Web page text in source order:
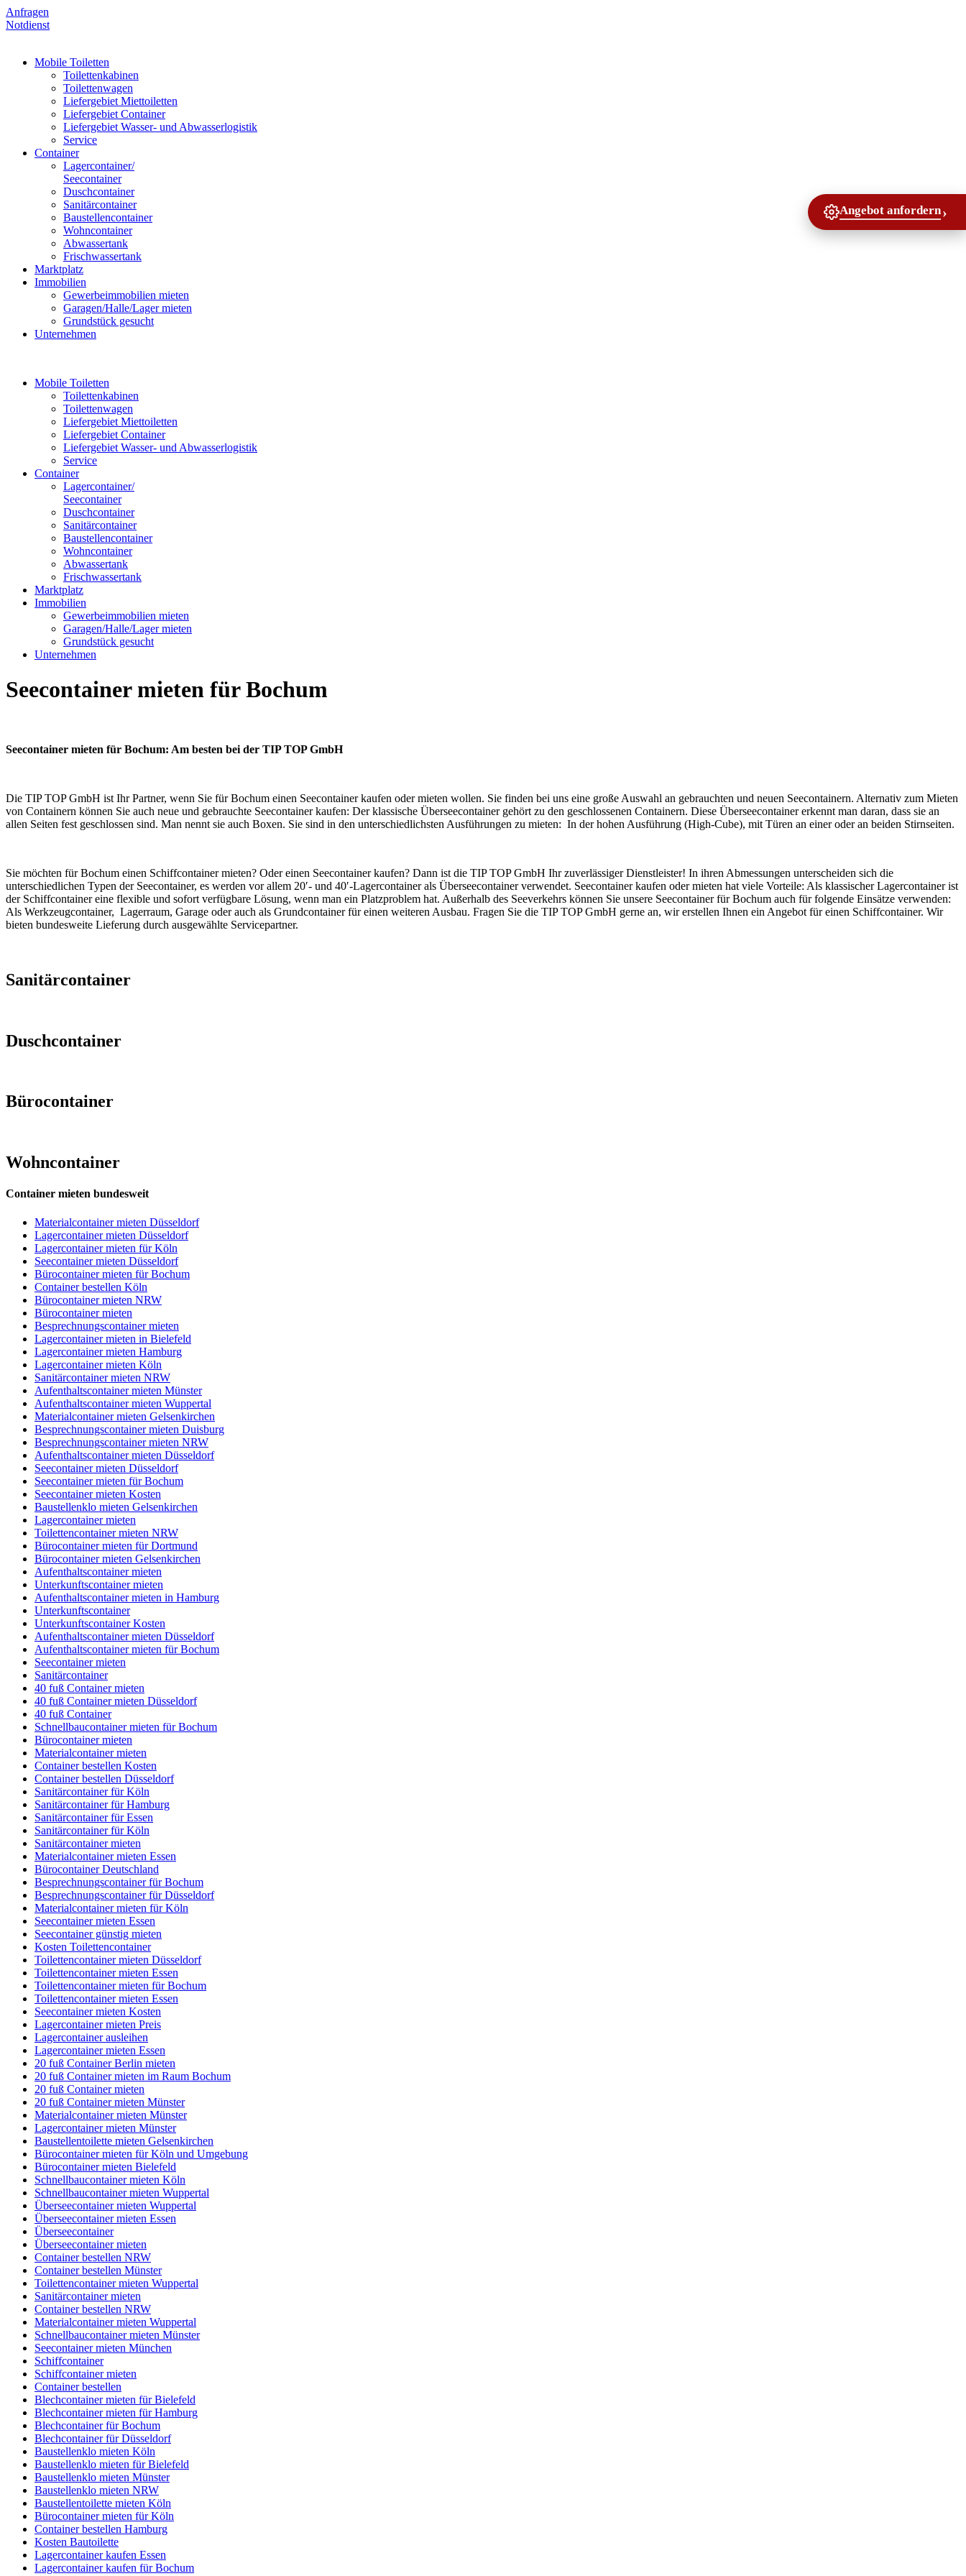
Anfragen
Notdienst
Mobile Toiletten
Toilettenkabinen
Toilettenwagen
Liefergebiet Miettoiletten
Liefergebiet Container
Liefergebiet Wasser- und Abwasserlogistik
Service
Container
Lagercontainer/
Seecontainer
Duschcontainer
Sanitärcontainer
Baustellencontainer
Wohncontainer
Abwassertank
Frischwassertank
Marktplatz
Immobilien
Gewerbeimmobilien mieten
Garagen/Halle/Lager mieten
Grundstück gesucht
Unternehmen
Mobile Toiletten
Toilettenkabinen
Toilettenwagen
Liefergebiet Miettoiletten
Liefergebiet Container
Liefergebiet Wasser- und Abwasserlogistik
Service
Container
Lagercontainer/
Seecontainer
Duschcontainer
Sanitärcontainer
Baustellencontainer
Wohncontainer
Abwassertank
Frischwassertank
Marktplatz
Immobilien
Gewerbeimmobilien mieten
Garagen/Halle/Lager mieten
Grundstück gesucht
Unternehmen
Seecontainer mieten für Bochum
Seecontainer mieten für Bochum: Am besten bei der TIP TOP GmbH
Die TIP TOP GmbH ist Ihr Partner, wenn Sie für Bochum einen Seecontainer kaufen oder mieten wollen. Sie finden bei uns eine große Auswahl an gebrauchten und neuen Seecontainern. Alternativ zum Mieten
von Containern können Sie auch neue und gebrauchte Seecontainer kaufen: Der klassische Überseecontainer gehört zu den geschlossenen Containern. Diese Überseecontainer erkennt man daran, dass sie an
allen Seiten fest geschlossen sind. Man nennt sie auch Boxen. Sie sind in den unterschiedlichsten Ausführungen zu mieten: In der hohen Ausführung (High-Cube), mit Türen an einer oder an beiden Stirnseiten.
Sie möchten für Bochum einen Schiffcontainer mieten? Oder einen Seecontainer kaufen? Dann ist die TIP TOP GmbH Ihr zuverlässiger Dienstleister! In ihren Abmessungen unterscheiden sich die
unterschiedlichen Typen der Seecontainer, es werden vor allem 20′- und 40′-Lagercontainer als Überseecontainer verwendet. Seecontainer kaufen oder mieten hat viele Vorteile: Als klassischer Lagercontainer ist
der Schiffcontainer eine flexible und sofort verfügbare Lösung, wenn man ein Platzproblem hat. Außerhalb des Seeverkehrs können Sie unsere Seecontainer für Bochum auch für folgende Einsätze verwenden:
Als Werkzeugcontainer, Lagerraum, Garage oder auch als Grundcontainer für einen weiteren Ausbau. Fragen Sie die TIP TOP GmbH gerne an, wir erstellen Ihnen ein Angebot für einen Schiffcontainer. Wir
bieten bundesweite Lieferung durch ausgewählte Servicepartner.
Sanitärcontainer
Duschcontainer
Bürocontainer
Wohncontainer
Container mieten bundesweit
Materialcontainer mieten Düsseldorf
Lagercontainer mieten Düsseldorf
Lagercontainer mieten für Köln
Seecontainer mieten Düsseldorf
Bürocontainer mieten für Bochum
Container bestellen Köln
Bürocontainer mieten NRW
Bürocontainer mieten
Besprechnungscontainer mieten
Lagercontainer mieten in Bielefeld
Lagercontainer mieten Hamburg
Lagercontainer mieten Köln
Sanitärcontainer mieten NRW
Aufenthaltscontainer mieten Münster
Aufenthaltscontainer mieten Wuppertal
Materialcontainer mieten Gelsenkirchen
Besprechnungscontainer mieten Duisburg
Besprechnungscontainer mieten NRW
Aufenthaltscontainer mieten Düsseldorf
Seecontainer mieten Düsseldorf
Seecontainer mieten für Bochum
Seecontainer mieten Kosten
Baustellenklo mieten Gelsenkirchen
Lagercontainer mieten
Toilettencontainer mieten NRW
Bürocontainer mieten für Dortmund
Bürocontainer mieten Gelsenkirchen
Aufenthaltscontainer mieten
Unterkunftscontainer mieten
Aufenthaltscontainer mieten in Hamburg
Unterkunftscontainer
Unterkunftscontainer Kosten
Aufenthaltscontainer mieten Düsseldorf
Aufenthaltscontainer mieten für Bochum
Seecontainer mieten
Sanitärcontainer
40 fuß Container mieten
40 fuß Container mieten Düsseldorf
40 fuß Container
Schnellbaucontainer mieten für Bochum
Bürocontainer mieten
Materialcontainer mieten
Container bestellen Kosten
Container bestellen Düsseldorf
Sanitärcontainer für Köln
Sanitärcontainer für Hamburg
Sanitärcontainer für Essen
Sanitärcontainer für Köln
Sanitärcontainer mieten
Materialcontainer mieten Essen
Bürocontainer Deutschland
Besprechnungscontainer für Bochum
Besprechnungscontainer für Düsseldorf
Materialcontainer mieten für Köln
Seecontainer mieten Essen
Seecontainer günstig mieten
Kosten Toilettencontainer
Toilettencontainer mieten Düsseldorf
Toilettencontainer mieten Essen
Toilettencontainer mieten für Bochum
Toilettencontainer mieten Essen
Seecontainer mieten Kosten
Lagercontainer mieten Preis
Lagercontainer ausleihen
Lagercontainer mieten Essen
20 fuß Container Berlin mieten
20 fuß Container mieten im Raum Bochum
20 fuß Container mieten
20 fuß Container mieten Münster
Materialcontainer mieten Münster
Lagercontainer mieten Münster
Baustellentoilette mieten Gelsenkirchen
Bürocontainer mieten für Köln und Umgebung
Bürocontainer mieten Bielefeld
Schnellbaucontainer mieten Köln
Schnellbaucontainer mieten Wuppertal
Überseecontainer mieten Wuppertal
Überseecontainer mieten Essen
Überseecontainer
Überseecontainer mieten
Container bestellen NRW
Container bestellen Münster
Toilettencontainer mieten Wuppertal
Sanitärcontainer mieten
Container bestellen NRW
Materialcontainer mieten Wuppertal
Schnellbaucontainer mieten Münster
Seecontainer mieten München
Schiffcontainer
Schiffcontainer mieten
Container bestellen
Blechcontainer mieten für Bielefeld
Blechcontainer mieten für Hamburg
Blechcontainer für Bochum
Blechcontainer für Düsseldorf
Baustellenklo mieten Köln
Baustellenklo mieten für Bielefeld
Baustellenklo mieten Münster
Baustellenklo mieten NRW
Baustellentoilette mieten Köln
Bürocontainer mieten für Köln
Container bestellen Hamburg
Kosten Bautoilette
Lagercontainer kaufen Essen
Lagercontainer kaufen für Bochum
Angebot anfordern›